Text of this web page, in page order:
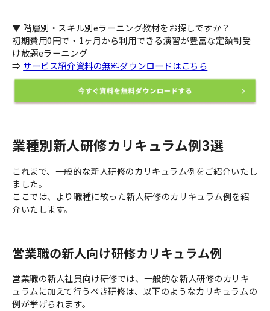
▼ 階層別・スキル別eラーニング教材をお探しですか？
初期費用0円で・1ヶ月から利用できる演習が豊富な定額制受
け放題eラーニング
⇒ サービス紹介資料の無料ダウンロードはこちら
業種別新人研修カリキュラム例3選
これまで、一般的な新人研修のカリキュラム例をご紹介いたし
ました。
ここでは、より職種に絞った新人研修のカリキュラム例を紹
介いたします。
営業職の新人向け研修カリキュラム例
営業職の新人社員向け研修では、一般的な新人研修のカリキ
ュラムに加えて行うべき研修は、以下のようなカリキュラムの
例が挙げられます。